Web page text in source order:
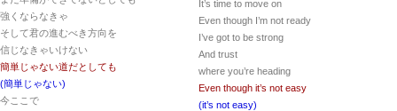
強くならなきゃ
そして君の進むべき方向を
信じなきゃいけない
簡単じゃない道だとしても
(簡単じゃない)
今ここで
It’s time to move on
Even though I’m not ready
I’ve got to be strong
And trust
where you’re heading
Even though it’s not easy
(it’s not easy)